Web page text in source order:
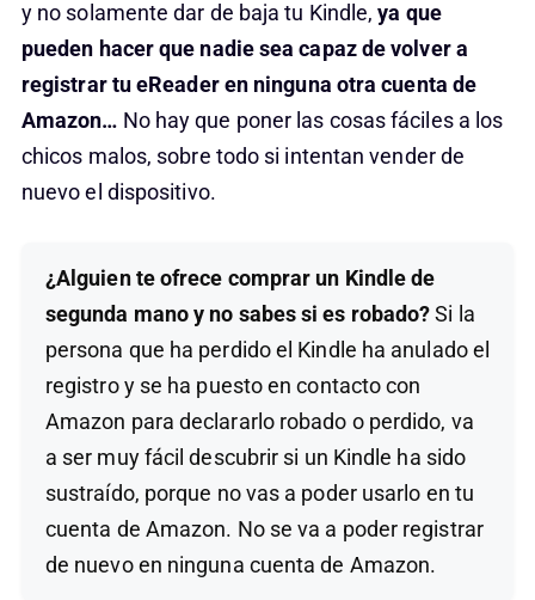
y no solamente dar de baja tu Kindle,ya que
pueden hacer que nadie sea capaz de volver a
registrar tu eReader en ninguna otra cuenta de
Amazon… No hay que poner las cosas fáciles a los
chicos malos, sobre todo si intentan vender de
nuevo el dispositivo.
¿Alguien te ofrece comprar un Kindle de
segunda mano y no sabes si es robado?Si la
persona que ha perdido el Kindle ha anulado el
registro y se ha puesto en contacto con
Amazon para declararlo robado o perdido, va
a ser muy fácil descubrir si un Kindle ha sido
sustraído, porque no vas a poder usarlo en tu
cuenta de Amazon. No se va a poder registrar
de nuevo en ninguna cuenta de Amazon.